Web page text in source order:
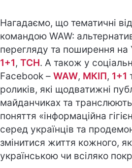
Нагадаємо, що тематичні
командою WAW:
перегляду та поширення на
1+1, ТСН. А також у
Facebook – WAW, МКІП, 1+1
роликів, які щодватижні
майданчиках та
поняття «інформаційна
серед українців та
змінитися життя кожного,
українською чи всіляко